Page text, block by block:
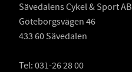
Sävedalens Cykel & Sport AB
Göteborgsvägen 46
433 60 Sävedalen
Tel: 031-26 28 00